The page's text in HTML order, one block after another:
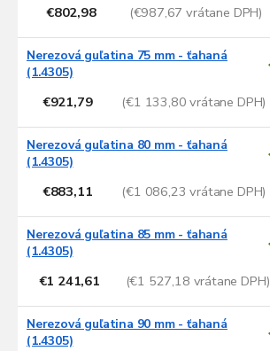
€802,98 (€987,67 vrátane DPH)
Nerezová guľatina 75 mm - ťahaná
(1.4305)
€921,79 (€1 133,80 vrátane DPH)
Nerezová guľatina 80 mm - ťahaná
(1.4305)
€883,11 (€1 086,23 vrátane DPH)
Nerezová guľatina 85 mm - ťahaná
(1.4305)
€1 241,61 (€1 527,18 vrátane DPH)
Nerezová guľatina 90 mm - ťahaná
(1.4305)